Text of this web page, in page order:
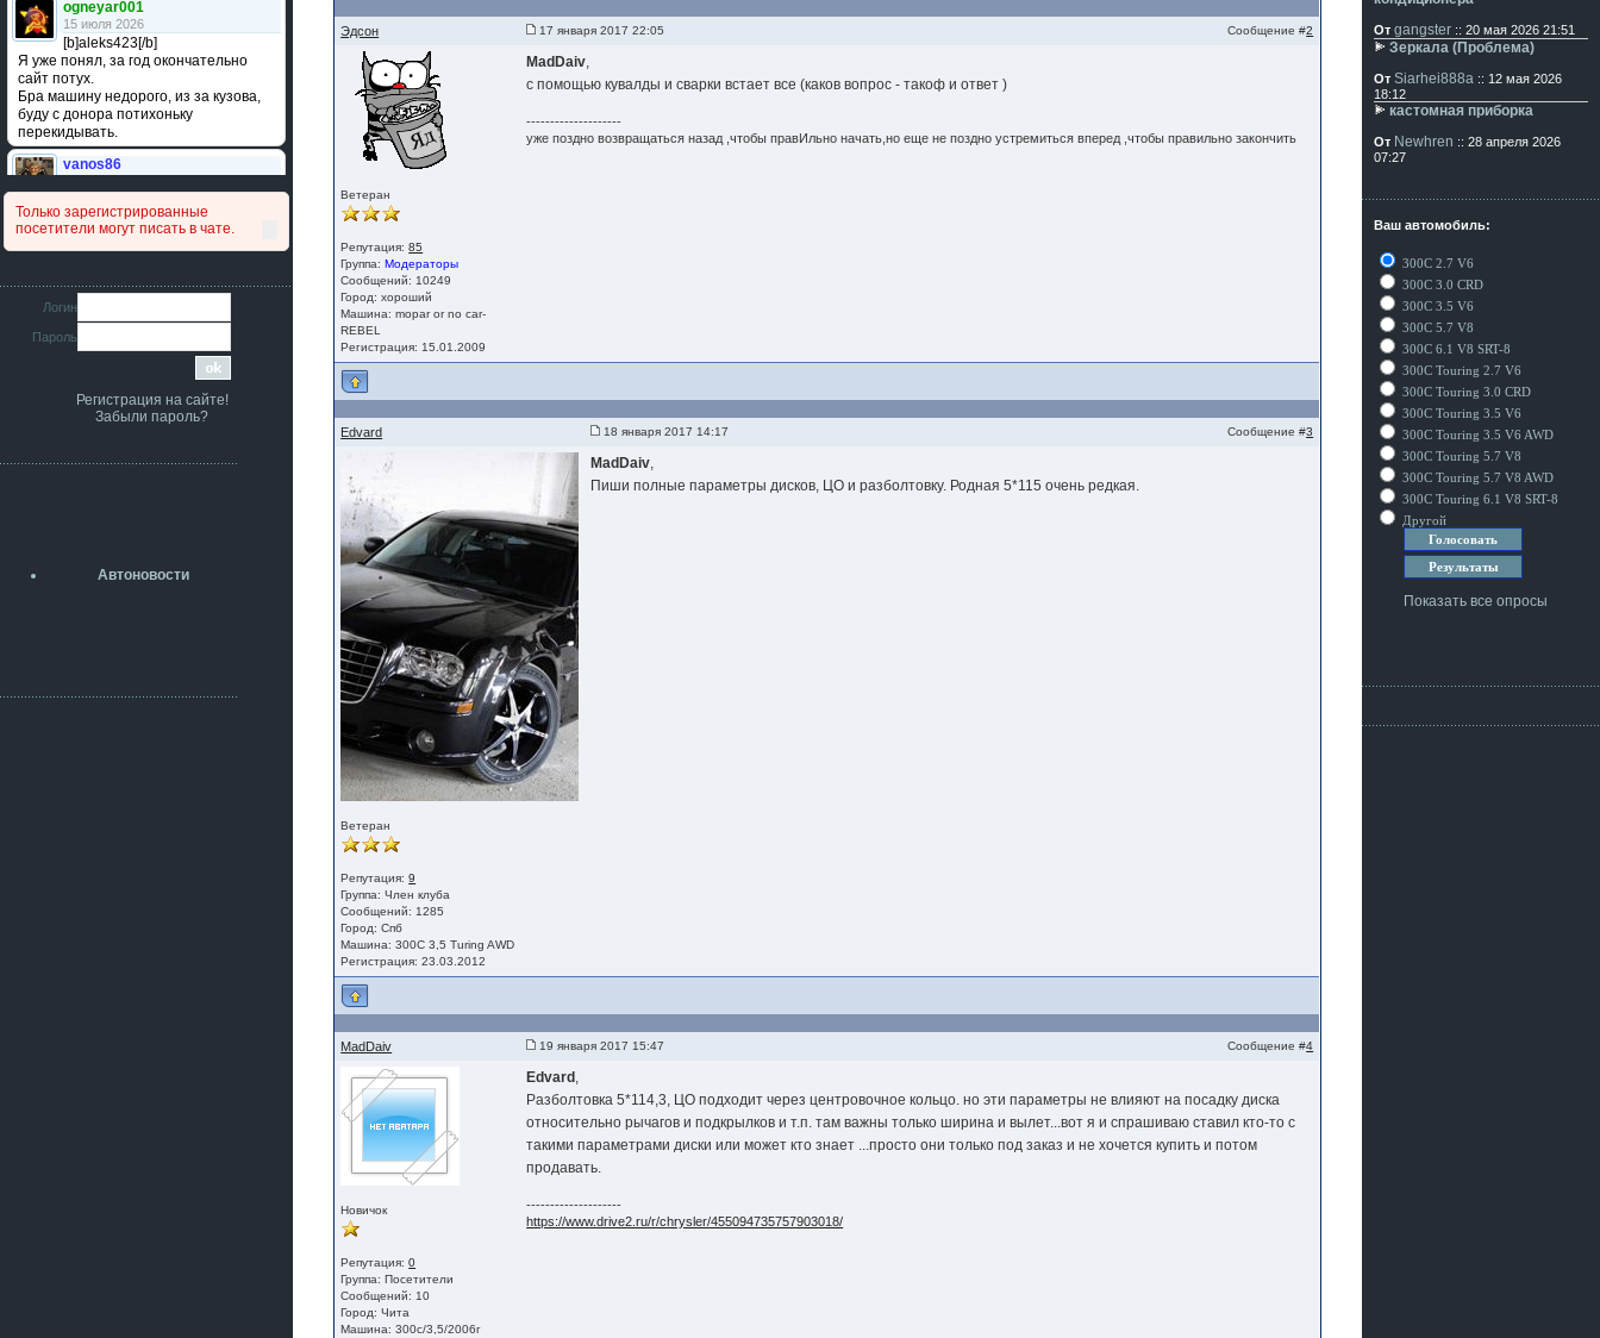
ogneyar001
15 июля 2026
[b]aleks423[/b]
Я уже понял, за год окончательно
сайт потух.
Бра машину недорого, из за кузова,
буду с донора потихоньку
перекидывать.
vanos86
сравнивал подушку акпп бензиновой и
дизельной машины намера
4578063AG и 4578061AG? По фото
iMrCoffeeBLR4
11 июля 2026
[b]era124[/b],
Ага понял буду знать спасибо
era124
7 июля 2026
разболтовка 5х114.3 спокойно
А здесь уже кладбищенская тишина...
Только зарегистрированные
посетители могут писать в чате.
Логин
Пароль
Регистрация на сайте!
Забыли пароль?
Автоновости
Эдсон 17 января 2017 22:05 Сообщение #2
Ветеран
Репутация:85
Группа:Модераторы
Сообщений: 10249
Город: хороший
Машина: mopar or no car-
REBEL
Регистрация: 15.01.2009
MadDaiv,
с помощью кувалды и сварки встает все (каков вопрос - такоф и ответ )
--------------------
уже поздно возвращаться назад ,чтобы правИльно начать,но еще не поздно устремиться вперед ,чтобы правильно закончить
Edvard 18 января 2017 14:17 Сообщение #3
Ветеран
Репутация:9
Группа:Член клуба
Сообщений: 1285
Город: Спб
Машина: 300С 3,5 Turing AWD
Регистрация: 23.03.2012
MadDaiv,
Пиши полные параметры дисков, ЦО и разболтовку. Родная 5*115 очень редкая.
MadDaiv 19 января 2017 15:47 Сообщение #4
Новичок
Репутация:0
Группа:Посетители
Сообщений: 10
Город: Чита
Машина: 300с/3,5/2006г
Edvard ,
Разболтовка 5*114,3, ЦО подходит через центровочное кольцо. но эти параметры не влияют на посадку диска
относительно рычагов и подкрылков и т.п. там важны только ширина и вылет...вот я и спрашиваю ставил кто-то с
такими параметрами диски или может кто знает ...просто они только под заказ и не хочется купить и потом
продавать.
--------------------
https://www.drive2.ru/r/chrysler/455094735757903018/
От gangster :: 20 мая 2026 21:51
Зеркала (Проблема)
От Siarhei888a :: 12 мая 2026
18:12
кастомная приборка
От Newhren :: 28 апреля 2026
07:27
Ваш автомобиль:
300C 2.7 V6
300C 3.0 CRD
300C 3.5 V6
300C 5.7 V8
300C 6.1 V8 SRT-8
300C Touring 2.7 V6
300C Touring 3.0 CRD
300C Touring 3.5 V6
300C Touring 3.5 V6 AWD
300C Touring 5.7 V8
300C Touring 5.7 V8 AWD
300C Touring 6.1 V8 SRT-8
Другой
Показать все опросы